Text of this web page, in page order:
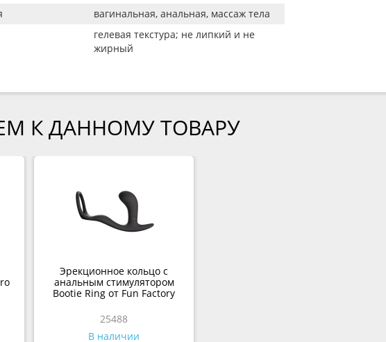
вагинальная, анальная, массаж тела
гелевая текстура; не липкий и не
жирный
К ДАННОМУ ТОВАРУ
Эрекционное кольцо с
анальным стимулятором
Bootie Ring от Fun Factory
25488
В наличии